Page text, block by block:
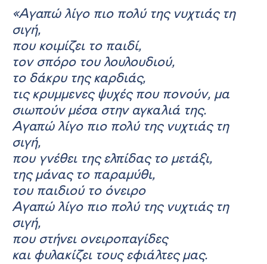
«Αγαπώ λίγο πιο πολύ της νυχτιάς τη
σιγή,
που κοιμίζει το παιδί,
τον σπόρο του λουλουδιού,
το δάκρυ της καρδιάς,
τις κρυμμενες ψυχές που πονούν, μα
σιωπούν μέσα στην αγκαλιά της.
Αγαπώ λίγο πιο πολύ της νυχτιάς τη
σιγή,
που γνέθει της ελπίδας το μετάξι,
της μάνας το παραμύθι,
του παιδιού το όνειρο
Αγαπώ λίγο πιο πολύ της νυχτιάς τη
σιγή,
που στήνει ονειροπαγίδες
και φυλακίζει τους εφιάλτες μας.